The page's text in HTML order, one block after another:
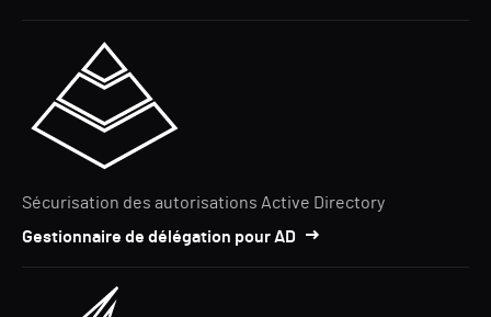
Sécurisation des autorisations Active Directory
Gestionnaire de délégation pour AD